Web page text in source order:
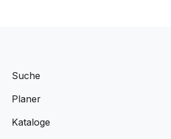
Suche
Planer
Kataloge